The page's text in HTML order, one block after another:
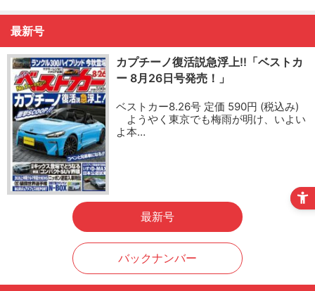
最新号
カプチーノ復活説急浮上!!「ベストカ
ー 8月26日号発売！」
ベストカー8.26号 定価 590円 (税込み)
ようやく東京でも梅雨が明け、いよい
よ本…
最新号
バックナンバー